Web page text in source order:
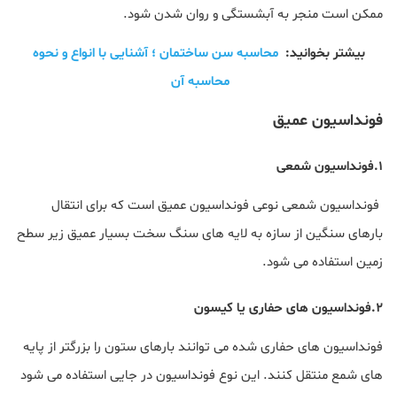
ممکن است منجر به آبشستگی و روان شدن شود.
بیشتر بخوانید: محاسبه سن ساختمان ؛ آشنایی با انواع و نحوه
محاسبه آن
فونداسیون عمیق
۱.فونداسیون شمعی
فونداسیون شمعی نوعی فونداسیون عمیق است که برای انتقال
بارهای سنگین از سازه به لایه های سنگ سخت بسیار عمیق زیر سطح
زمین استفاده می شود.
۲.فونداسیون های حفاری یا کیسون
فونداسیون های حفاری شده می توانند بارهای ستون را بزرگتر از پایه
های شمع منتقل کنند. این نوع فونداسیون در جایی استفاده می شود